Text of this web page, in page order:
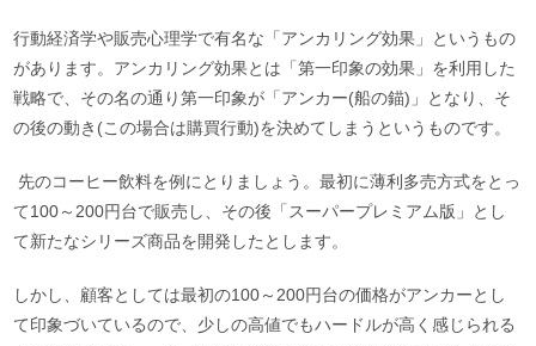
行動経済学や販売心理学で有名な「アンカリング効果」というもの
があります。アンカリング効果とは「第一印象の効果」を利用した
戦略で、その名の通り第一印象が「アンカー(船の錨)」となり、そ
の後の動き(この場合は購買行動)を決めてしまうというものです。
先のコーヒー飲料を例にとりましょう。最初に薄利多売方式をとっ
て100～200円台で販売し、その後「スーパープレミアム版」とし
て新たなシリーズ商品を開発したとします。
しかし、顧客としては最初の100～200円台の価格がアンカーとし
て印象づいているので、少しの高値でもハードルが高く感じられる